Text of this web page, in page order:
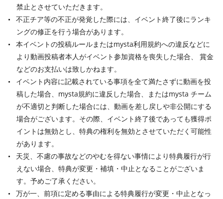
禁止とさせていただきます。
不正チア等の不正が発覚した際には、イベント終了後にランキ
ングの修正を行う場合があります。
本イベントの投稿ルールまたはmysta利用規約への違反などに
より動画投稿者本人がイベント参加資格を喪失した場合、 賞金
などのお支払いは致しかねます。
イベント内容に記載されている事項を全て満たさずに動画を投
稿した場合、mysta規約に違反した場合、またはmysta チーム
が不適切と判断した場合には、動画を差し戻しや非公開にする
場合がございます。その際、イベント終了後であっても獲得ポ
イントは無効とし、特典の権利を無効とさせていただく可能性
があります。
天災、不慮の事故などのやむを得ない事情により特典履行が行
えない場合、特典が変更・補填・中止となることがございま
す。予めご了承ください。
万が一、前項に定める事由による特典履行が変更・中止となっ